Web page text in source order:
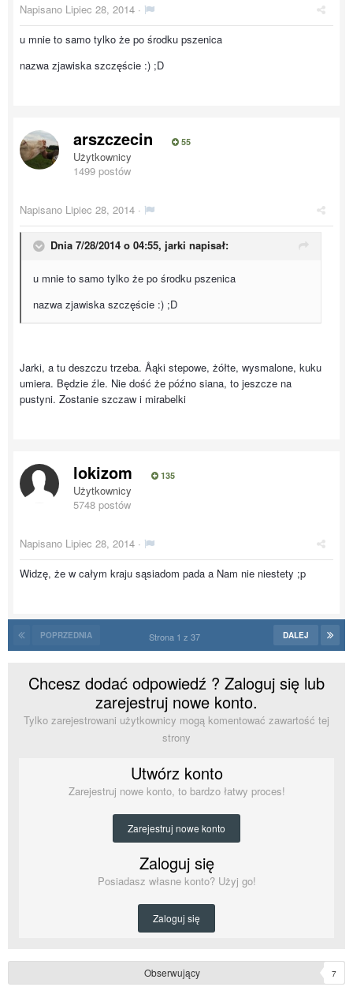
Napisano Lipiec 28, 2014 ·
u mnie to samo tylko że po środku pszenica
nazwa zjawiska szczęście :) ;D
arszczecin 55
Użytkownicy
1499 postów
Napisano Lipiec 28, 2014 ·
Dnia 7/28/2014 o 04:55, jarki napisał:
u mnie to samo tylko że po środku pszenica
nazwa zjawiska szczęście :) ;D
Jarki, a tu deszczu trzeba. Åąki stepowe, żółte, wysmalone, kuku
umiera. Będzie źle. Nie dość że późno siana, to jeszcze na
pustyni. Zostanie szczaw i mirabelki
lokizom 135
Użytkownicy
5748 postów
Napisano Lipiec 28, 2014 ·
Widzę, że w całym kraju sąsiadom pada a Nam nie niestety ;p
POPRZEDNIA DALEJ
Strona 1 z 37
Chcesz dodać odpowiedź ? Zaloguj się lub
zarejestruj nowe konto.
Tylko zarejestrowani użytkownicy mogą komentować zawartość tej
strony
Utwórz konto
Zarejestruj nowe konto, to bardzo łatwy proces!
Zarejestruj nowe konto
Zaloguj się
Posiadasz własne konto? Użyj go!
Zaloguj się
Obserwujący 7